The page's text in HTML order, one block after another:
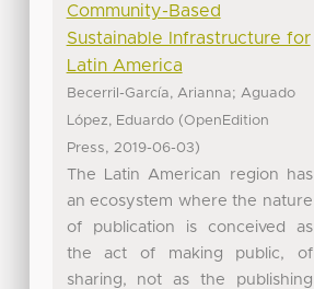
Community-Based
Sustainable Infrastructure for
Latin America
Becerril-García, Arianna; Aguado
López, Eduardo (OpenEdition
Press, 2019-06-03)
The Latin American region has
an ecosystem where the nature
of publication is conceived as
the act of making public, of
sharing, not as the publishing